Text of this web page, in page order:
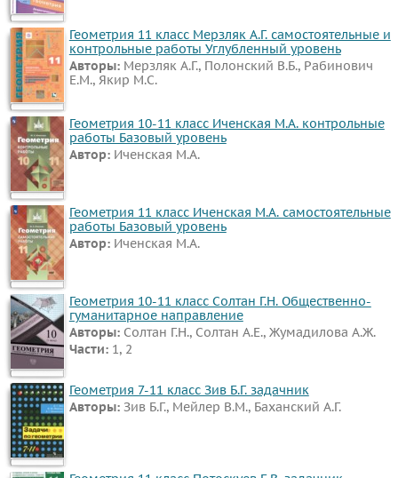
Геометрия 11 класс Мерзляк А.Г. самостоятельные и
контрольные работы Углубленный уровень
Авторы: Мерзляк А.Г., Полонский В.Б., Рабинович
Е.М., Якир М.С.
Геометрия 10-11 класс Иченская М.А. контрольные
работы Базовый уровень
Автор: Иченская М.А.
Геометрия 11 класс Иченская М.А. самостоятельные
работы Базовый уровень
Автор: Иченская М.А.
Геометрия 10-11 класс Солтан Г.Н. Общественно-
гуманитарное направление
Авторы: Солтан Г.Н., Солтан А.Е., Жумадилова А.Ж.
Части: 1, 2
Геометрия 7-11 класс Зив Б.Г. задачник
Авторы: Зив Б.Г., Мейлер В.М., Баханский А.Г.